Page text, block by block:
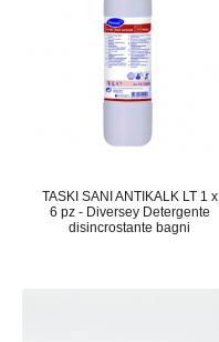
TASKI SANI ANTIKALK LT 1 x
6 pz - Diversey Detergente
disincrostante bagni